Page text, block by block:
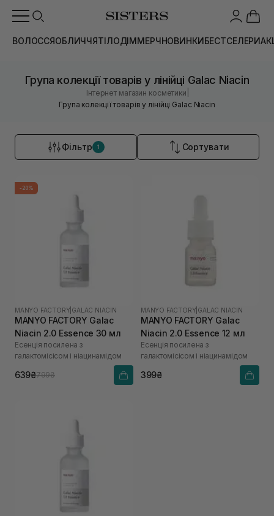
ВОЛОССЯОБЛИЧЧЯТІЛОДІММЕРЧНОВИНКИБЕСТСЕЛЕРИ
Група колекції товарів у лінійці Galac Niacin
Інтернет магазин косметики
Група колекції товарів у лінійці Galac Niacin
Фільтр 1 Сортувати
-20%
MANYO FACTORY GALAC NIACIN
MANYO FACTORY Galac
Niacin 2.0 Essence 30 мл
Есенція посилена з
галактомісісом і ніацинамідом
639₴799₴
MANYO FACTORY GALAC NIACIN
MANYO FACTORY Galac
Niacin 2.0 Essence 12 мл
Есенція посилена з
галактомісісом і ніацинамідом
399₴